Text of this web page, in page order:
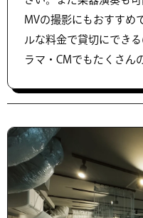
MVの撮影にもおすすめ
ルな料金で貸切にでき
ラマ・CMでもたくさん